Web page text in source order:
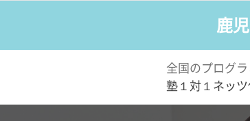
鹿
全国のプログ
塾１対１ネッ